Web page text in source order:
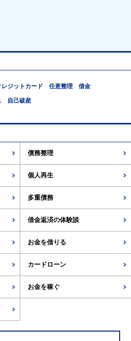
レジットカード 任意整理 借金
自己破産
債務整理
個人再生
多重債務
借金返済の体験談
お金を借りる
カードローン
お金を稼ぐ